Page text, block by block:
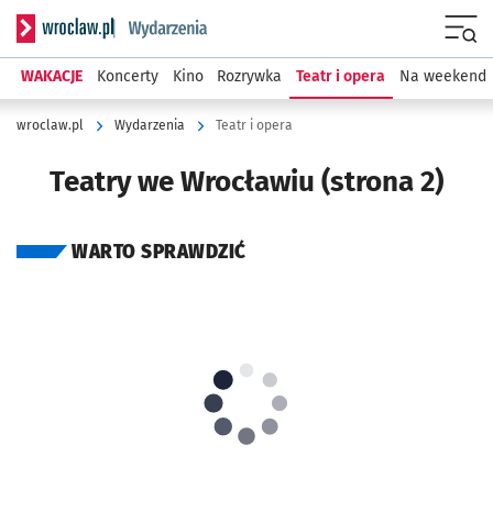
Serwis informacyjny wroclaw.pl podserwis: Wydarzenia
WAKACJE Koncerty Kino Rozrywka Teatr i opera Na weekend
wroclaw.pl Wydarzenia Teatr i opera
Teatry we Wrocławiu (strona 2)
WARTO SPRAWDZIĆ